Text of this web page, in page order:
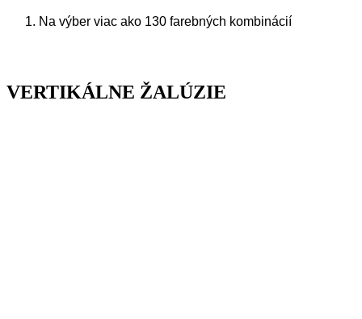
Na výber viac ako 130 farebných kombinácií
VERTIKÁLNE ŽALÚZIE